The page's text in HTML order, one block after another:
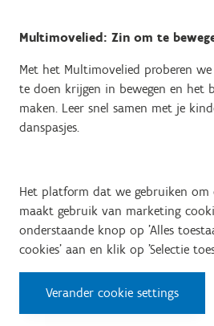
Multimovelied: Zin om te
Met het Multimovelied proberen
te doen krijgen in bewegen en het
maken. Leer snel samen met je
danspasjes.
Het platform dat we gebruiken om
maakt gebruik van marketing
onderstaande knop op 'Alles
cookies' aan en klik op 'Selectie
Verander cookie settings